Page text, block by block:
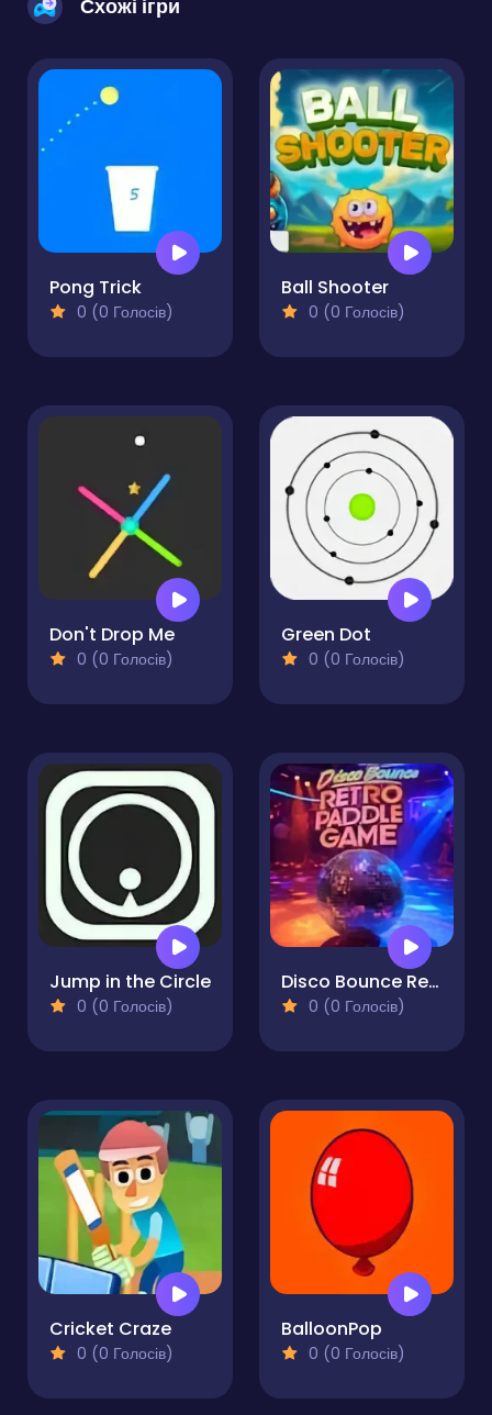
Схожі ігри
Pong Trick
0 (0 Голосів)
Ball Shooter
0 (0 Голосів)
Don't Drop Me
0 (0 Голосів)
Green Dot
0 (0 Голосів)
Jump in the Circle
0 (0 Голосів)
Disco Bounce Retro Paddle Game
0 (0 Голосів)
Cricket Craze
0 (0 Голосів)
BalloonPop
0 (0 Голосів)